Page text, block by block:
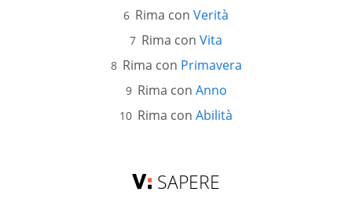
Rima con Verità
Rima con Vita
Rima con Primavera
Rima con Anno
Rima con Abilità
SAPERE